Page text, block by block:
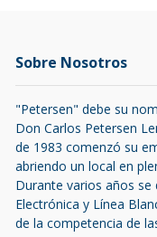
Sobre Nosotros
"Petersen" debe su
Don Carlos Petersen
de 1983 comenzó su
abriendo un local en
Durante varios años se
Electrónica y Línea
de la competencia de